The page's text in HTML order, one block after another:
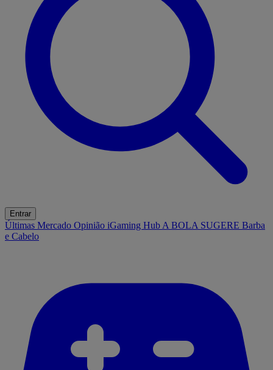
Entrar
Últimas Mercado Opinião iGaming Hub A BOLA SUGERE Barba
e Cabelo